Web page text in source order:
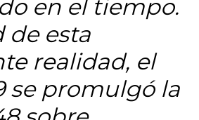
en el tiempo.
de esta
realidad, el
se promulgó la